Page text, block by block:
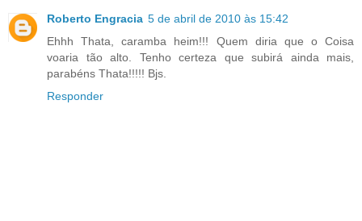
Roberto Engracia 5 de abril de 2010 às 15:42
Ehhh Thata, caramba heim!!! Quem diria que o Coisa
voaria tão alto. Tenho certeza que subirá ainda mais,
parabéns Thata!!!!! Bjs.
Responder